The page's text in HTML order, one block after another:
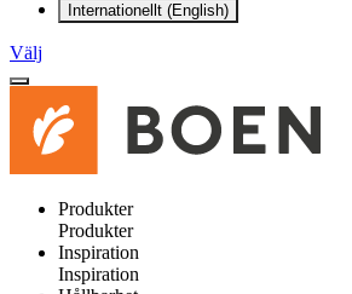
Internationellt (English)
Välj
Produkter
Produkter
Inspiration
Inspiration